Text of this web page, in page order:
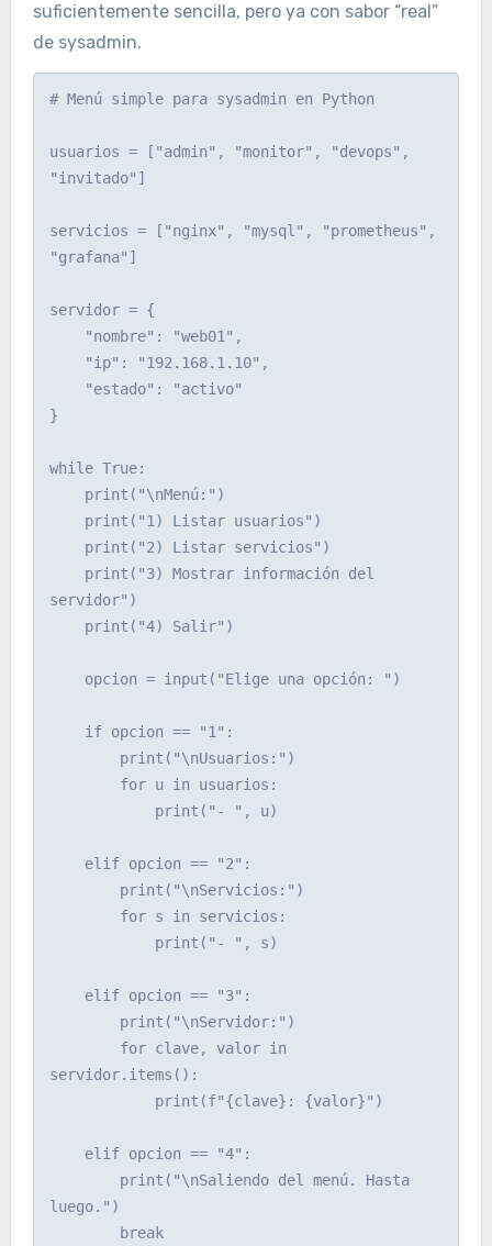
suficientemente sencilla, pero ya con sabor “real”
de sysadmin.
# Menú simple para sysadmin en Python
usuarios = ["admin", "monitor", "devops",
"invitado"]
servicios = ["nginx", "mysql", "prometheus",
"grafana"]
servidor = {
}
while True:
servidor")
servidor.items():
luego.")